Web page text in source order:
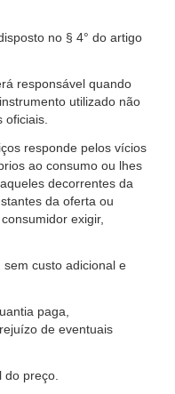
no § 4° do artigo
responsável quando
utilizado não
responde pelos vícios
ao consumo ou lhes
decorrentes da
da oferta ou
exigir,
custo adicional e
paga,
de eventuais
preço.